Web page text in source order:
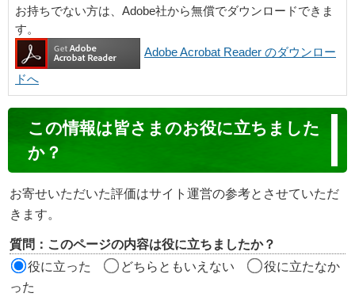
お持ちでない方は、Adobe社から無償でダウンロードできま
す。
Adobe Acrobat Reader のダウンロー
ドへ
ン
ン
ツ
価
この情報は皆さまのお役に立ちました
か？
お寄せいただいた評価はサイト運営の参考とさせていただ
きます。
質問：このページの内容は役に立ちましたか？
役に立った
どちらともいえない
役に立たなか
った